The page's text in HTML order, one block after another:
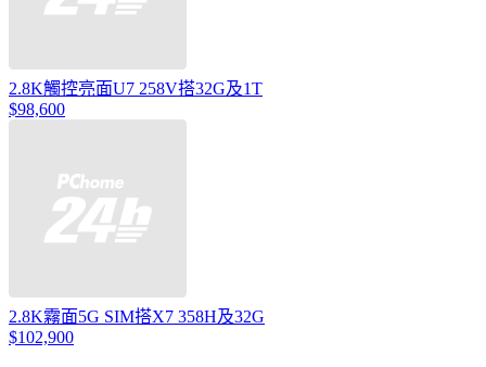
2.8K觸控亮面U7 258V搭32G及1T
$98,600
2.8K霧面5G SIM搭X7 358H及32G
$102,900